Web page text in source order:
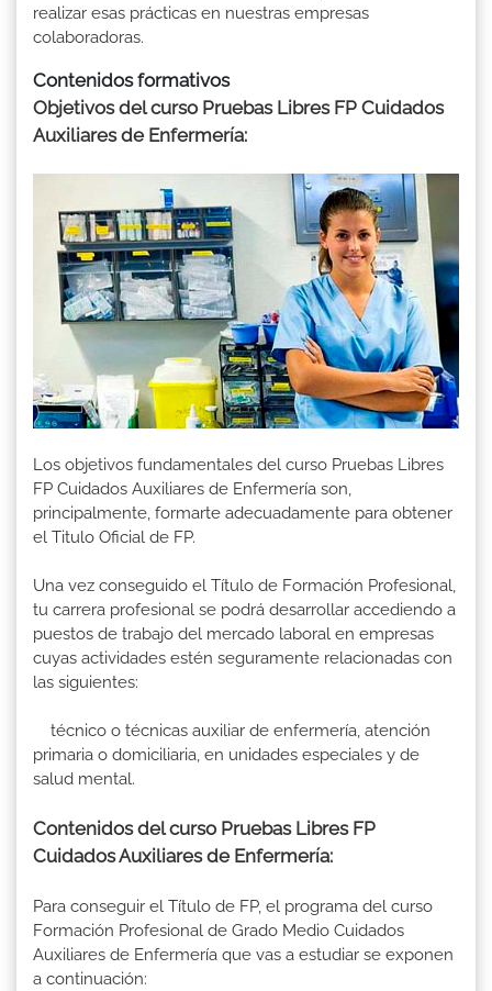
realizar esas prácticas en nuestras empresas
colaboradoras.
Contenidos formativos
Objetivos del curso Pruebas Libres FP Cuidados
Auxiliares de Enfermería:
Los objetivos fundamentales del curso Pruebas Libres
FP Cuidados Auxiliares de Enfermería son,
principalmente, formarte adecuadamente para obtener
el Titulo Oficial de FP.
Una vez conseguido el Título de Formación Profesional,
tu carrera profesional se podrá desarrollar accediendo a
puestos de trabajo del mercado laboral en empresas
cuyas actividades estén seguramente relacionadas con
las siguientes:
técnico o técnicas auxiliar de enfermería, atención
primaria o domiciliaria, en unidades especiales y de
salud mental.
Contenidos del curso Pruebas Libres FP
Cuidados Auxiliares de Enfermería:
Para conseguir el Título de FP, el programa del curso
Formación Profesional de Grado Medio Cuidados
Auxiliares de Enfermería que vas a estudiar se exponen
a continuación: